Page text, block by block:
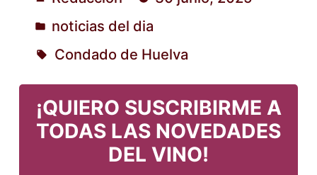
Publicado
porPublicado
en
noticias del dia
Condado de Huelva
¡QUIERO SUSCRIBIRME A
TODAS LAS NOVEDADES
DEL VINO!